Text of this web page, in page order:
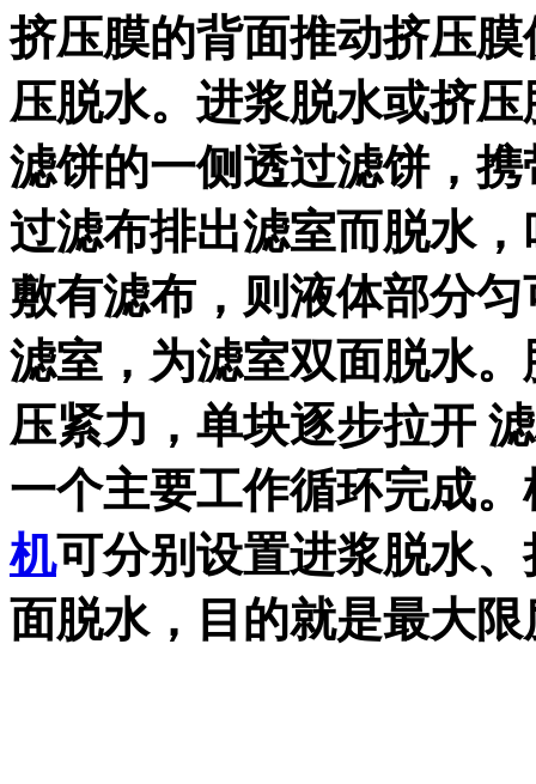
挤压膜的背面推动挤压
压脱水。进浆脱水或挤
滤饼的一侧透过滤饼，
过滤布排出滤室而脱水
敷有滤布，则液体部分
滤室，为滤室双面脱水
压紧力，单块逐步拉开
一个主要工作循环完成
机可分别设置进浆脱水
面脱水，目的就是最大